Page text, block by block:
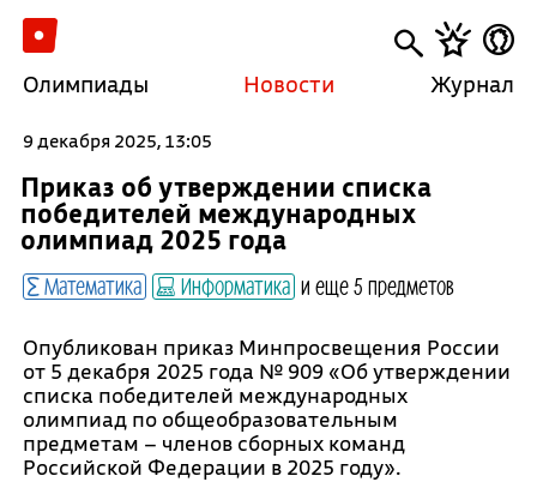
Олимпиады Новости Журнал
9 декабря 2025, 13:05
Приказ об утверждении списка
победителей международных
олимпиад 2025 года
Математика Информатика и еще 5 предметов
Опубликован приказ Минпросвещения России
от 5 декабря 2025 года № 909 «Об утверждении
списка победителей международных
олимпиад по общеобразовательным
предметам – членов сборных команд
Российской Федерации в 2025 году».